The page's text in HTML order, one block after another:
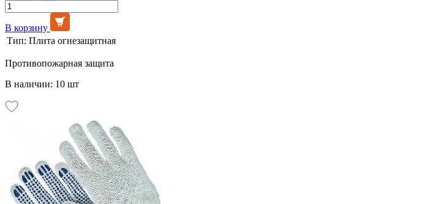
В корзину
Тип: Плита огнезащитная
Противопожарная защита
В наличии: 10 шт